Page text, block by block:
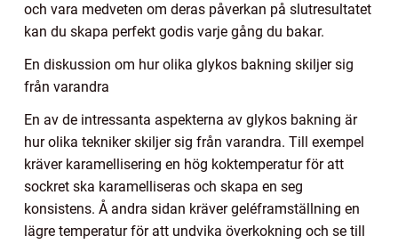
och vara medveten om deras påverkan på slutresultatet
kan du skapa perfekt godis varje gång du bakar.
En diskussion om hur olika glykos bakning skiljer sig
från varandra
En av de intressanta aspekterna av glykos bakning är
hur olika tekniker skiljer sig från varandra. Till exempel
kräver karamellisering en hög koktemperatur för att
sockret ska karamelliseras och skapa en seg
konsistens. Å andra sidan kräver geléframställning en
lägre temperatur för att undvika överkokning och se till